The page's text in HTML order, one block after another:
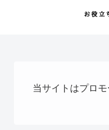
当サイトはプロモ